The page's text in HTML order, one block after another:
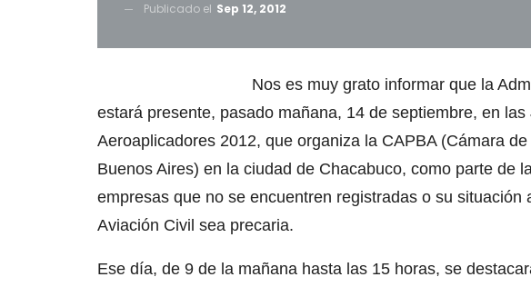
Publicado el Sep 12, 2012
Nos es muy grato informar que la
estará presente, pasado mañana, 14 de septiembre, en
Aeroaplicadores 2012, que organiza la CAPBA (Cámara
Buenos Aires) en la ciudad de Chacabuco, como parte de
empresas que no se encuentren registradas o su situación
Aviación Civil sea precaria.
Ese día, de 9 de la mañana hasta las 15 horas, se